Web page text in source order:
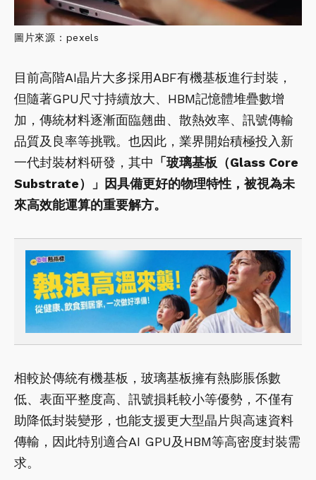
圖片來源：pexels
目前高階AI晶片大多採用ABF有機基板進行封裝，
但隨著GPU尺寸持續放大、HBM記憶體堆疊數增
加，傳統材料逐漸面臨翹曲、散熱效率、訊號傳輸
品質及良率等挑戰。也因此，業界開始積極投入新
一代封裝材料研發，其中 「玻璃基板（Glass Core
Substrate）」因具備更好的物理特性，被視為未
來高效能運算的重要解方。
相較於傳統有機基板，玻璃基板擁有熱膨脹係數
低、表面平整度高、訊號損耗較小等優勢，不僅有
助降低封裝變形，也能支援更大型晶片與高速資料
傳輸，因此特別適合AI GPU及HBM等高密度封裝需
求。